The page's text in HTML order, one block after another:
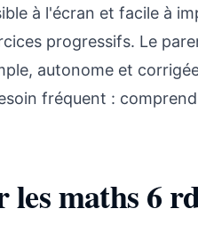
à l'écran et facile à
progressifs. Le
autonome et
fréquent :
maths 6